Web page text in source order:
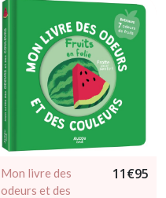
Mon livre des
odeurs et des
11€95